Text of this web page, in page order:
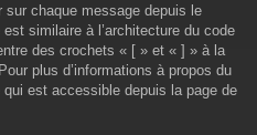
chaque message depuis le
similaire à l’architecture du code
des crochets « [ » et « ] » à la
plus d’informations à propos du
est accessible depuis la page de